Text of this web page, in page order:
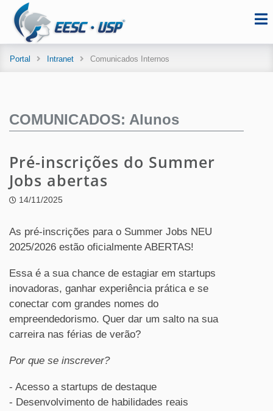
Portal Intranet Comunicados Internos
COMUNICADOS: Alunos
Pré-inscrições do Summer
Jobs abertas
14/11/2025
As pré-inscrições para o Summer Jobs NEU
2025/2026 estão oficialmente ABERTAS!
Essa é a sua chance de estagiar em startups
inovadoras, ganhar experiência prática e se
conectar com grandes nomes do
empreendedorismo. Quer dar um salto na sua
carreira nas férias de verão?
Por que se inscrever?
- Acesso a startups de destaque
- Desenvolvimento de habilidades reais